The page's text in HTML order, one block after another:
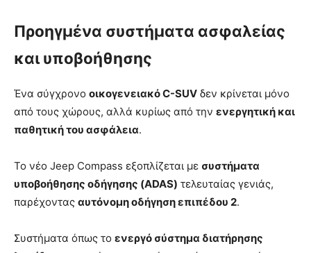
Προηγμένα συστήματα ασφαλείας
και υποβοήθησης
Ένα σύγχρονο οικογενειακό C-SUV δεν κρίνεται μόνο
από τους χώρους, αλλά κυρίως από την ενεργητική και
παθητική του ασφάλεια.
Το νέο Jeep Compass εξοπλίζεται με συστήματα
υποβοήθησης οδήγησης (ADAS) τελευταίας γενιάς,
παρέχοντας αυτόνομη οδήγηση επιπέδου 2.
Συστήματα όπως το ενεργό σύστημα διατήρησης